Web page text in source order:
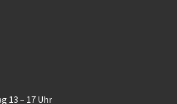
13 – 17 Uhr